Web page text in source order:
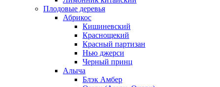
Плодовые деревья
Абрикос
Кишиневский
Краснощекий
Красный партизан
Нью джерси
Черный принц
Алыча
Блэк Амбер